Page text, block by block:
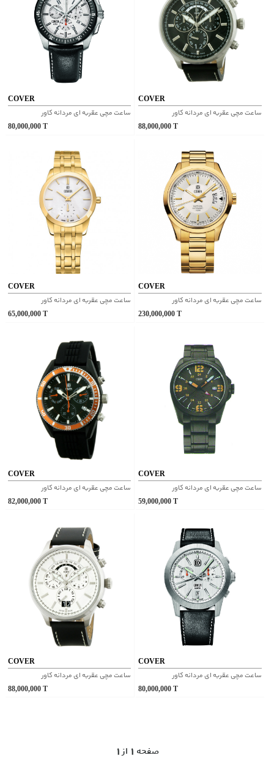
COVER
ساعت مچی عقربه ای مردانه کاور
80,000,000
COVER
ساعت مچی عقربه ای مردانه کاور
88,000,000
COVER
ساعت مچی عقربه ای مردانه کاور
65,000,000
COVER
ساعت مچی عقربه ای مردانه کاور
230,000,000
COVER
ساعت مچی عقربه ای مردانه کاور
82,000,000
COVER
ساعت مچی عقربه ای مردانه کاور
59,000,000
COVER
ساعت مچی عقربه ای مردانه کاور
88,000,000
COVER
ساعت مچی عقربه ای مردانه کاور
80,000,000
1 صفحه 1 از